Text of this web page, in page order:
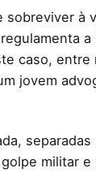
sobreviver à
caso,
jovem
militar e